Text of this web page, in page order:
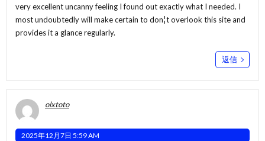
very excellent uncanny feeling I found out exactly what I needed. I
most undoubtedly will make certain to don¦t overlook this site and
provides it a glance regularly.
返信
olxtoto
2025年12月7日 5:59 AM